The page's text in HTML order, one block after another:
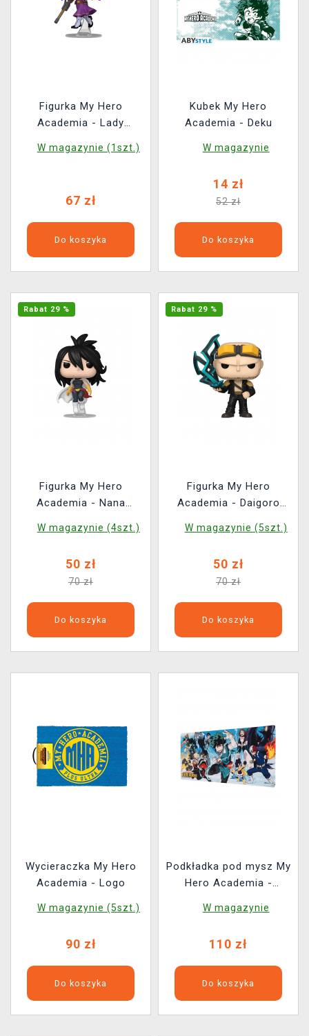
Figurka My Hero
Academia - Lady
Plus 1831)
W magazynie (1szt.)
67 zł
Do koszyka
Kubek My Hero
Academia - Deku
W magazynie
14 zł
52 zł
Do koszyka
Rabat 29 %
Figurka My Hero
Academia - Nana
Animation 1811)
W magazynie (4szt.)
50 zł
70 zł
Do koszyka
Rabat 29 %
Figurka My Hero
Academia - Daigoro
Animation 1813)
W magazynie (5szt.)
50 zł
70 zł
Do koszyka
Wycieraczka My Hero
Academia - Logo
W magazynie (5szt.)
90 zł
Do koszyka
Podkładka pod mysz My
Hero Academia -
W magazynie
110 zł
Do koszyka